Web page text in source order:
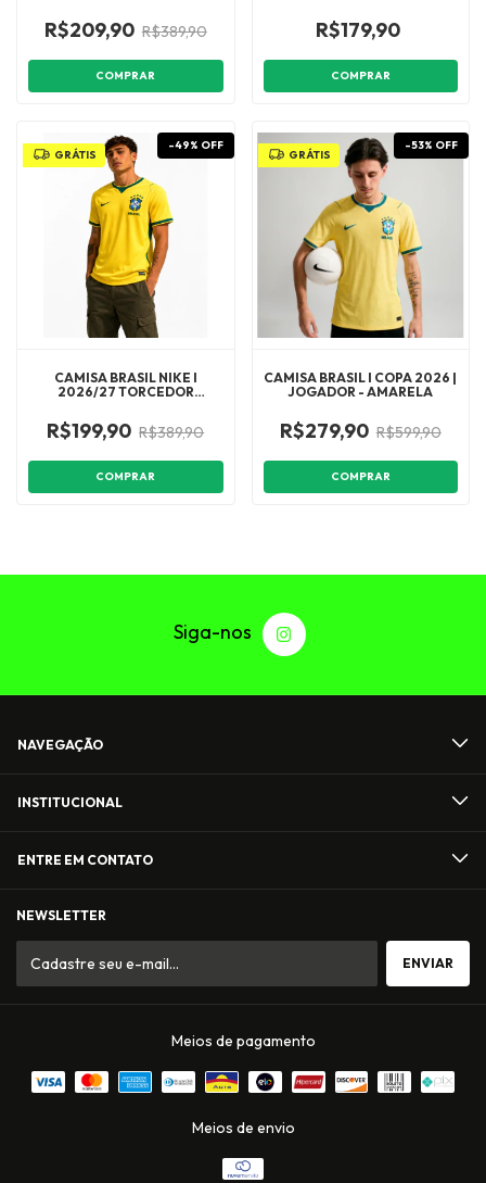
R$209,90 R$389,90
COMPRAR
R$179,90
COMPRAR
GRÁTIS
CAMISA BRASIL NIKE I
2026/27 TORCEDOR
-49% OFF
R$199,90 R$389,90
COMPRAR
GRÁTIS
CAMISA BRASIL I COPA 2026 |
JOGADOR - AMARELA
-53% OFF
R$279,90 R$599,90
COMPRAR
NAVEGAÇÃO
INSTITUCIONAL
ENTRE EM CONTATO
NEWSLETTER
Meios de pagamento
Meios de envio